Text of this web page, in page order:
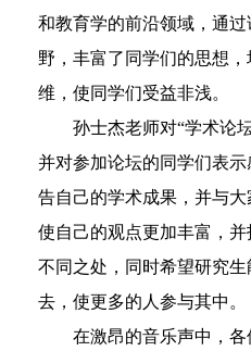
和教育学的前沿领域，通
野，丰富了同学们的思想
维，使同学们受益非浅。
孙士杰老师对“学术论
并对参加论坛的同学们表示
告自己的学术成果，并与大
使自己的观点更加丰富，
不同之处，同时希望研究
去，使更多的人参与其中。
在激昂的音乐声中，